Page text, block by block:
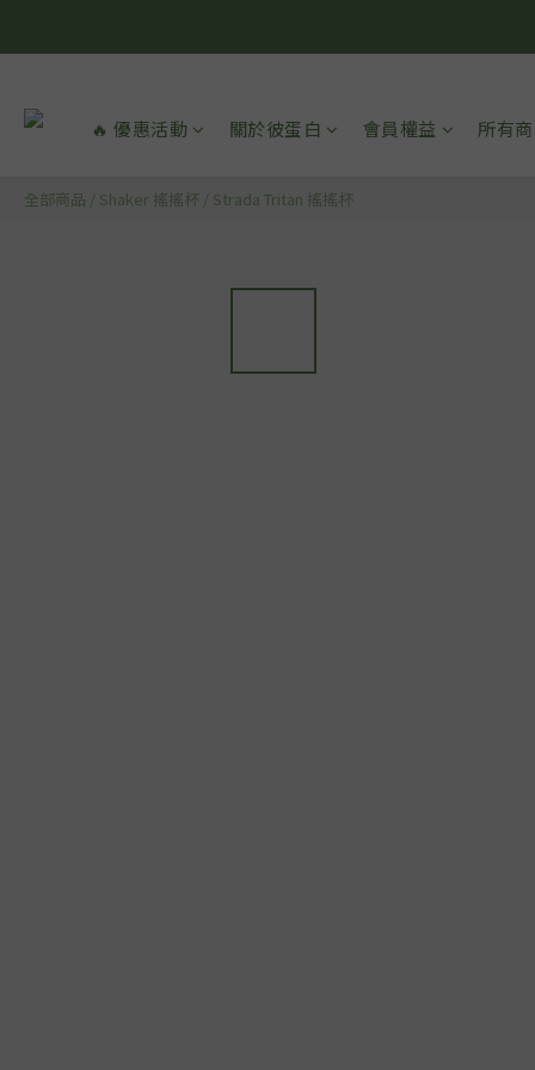
🔥 優惠活動 關於彼蛋白 會員權益 所有
全部商品 / Shaker 搖搖杯 / Strada Tritan 搖搖杯